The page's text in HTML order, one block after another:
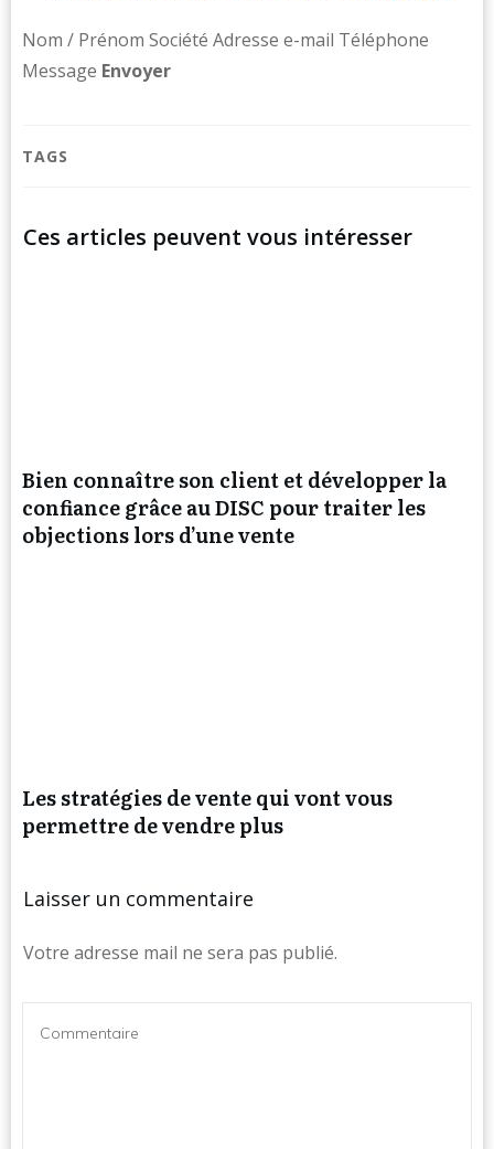
Nom / Prénom Société Adresse e-mail Téléphone
Message ​ Envoyer
TAGS
Ces articles peuvent vous intéresser
Bien connaître son client et développer la
confiance grâce au DISC pour traiter les
objections lors d’une vente
Les stratégies de vente qui vont vous
permettre de vendre plus
Laisser un commentaire
Votre adresse mail ne sera pas publié.